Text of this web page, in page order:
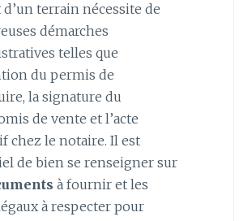
d’un terrain nécessite de
démarches
telles que
du permis de
la signature du
de vente et l’acte
chez le notaire. Il est
de bien se renseigner sur
à fournir et les
à respecter pour